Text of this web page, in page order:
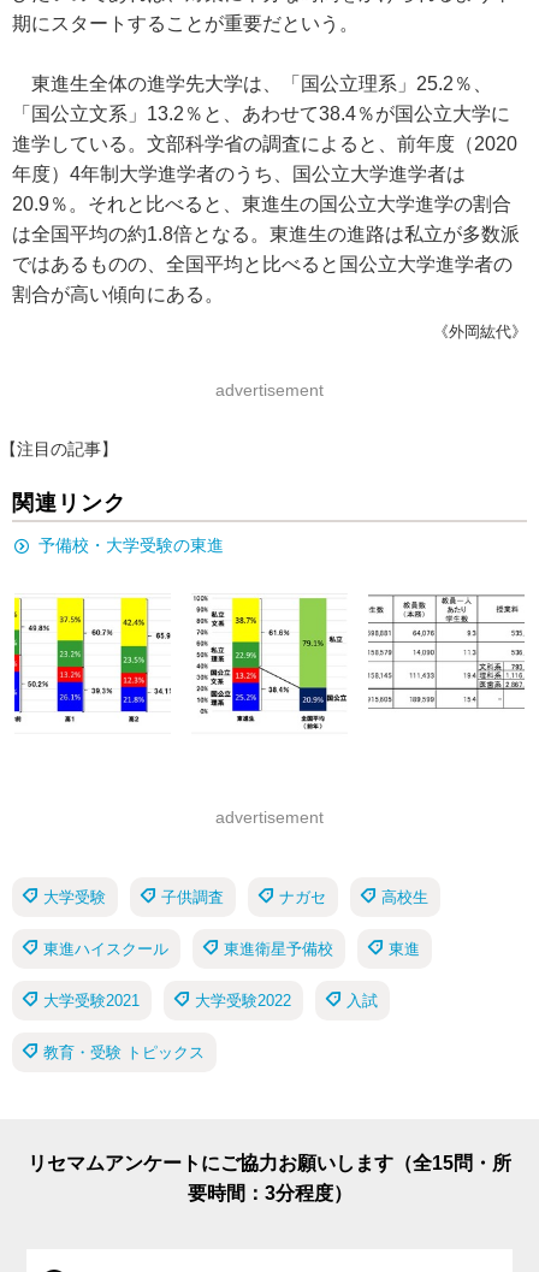
期にスタートすることが重要だという。
東進生全体の進学先大学は、「国公立理系」25.2％、
「国公立文系」13.2％と、あわせて38.4％が国公立大学に
進学している。文部科学省の調査によると、前年度（2020
年度）4年制大学進学者のうち、国公立大学進学者は
20.9％。それと比べると、東進生の国公立大学進学の割合
は全国平均の約1.8倍となる。東進生の進路は私立が多数派
ではあるものの、全国平均と比べると国公立大学進学者の
割合が高い傾向にある。
《外岡紘代》
advertisement
【注目の記事】
関連リンク
予備校・大学受験の東進
advertisement
大学受験 子供調査 ナガセ 高校生
東進ハイスクール 東進衛星予備校 東進
大学受験2021 大学受験2022 入試
教育・受験 トピックス
リセマムアンケートにご協力お願いします（全15問・所
要時間：3分程度）